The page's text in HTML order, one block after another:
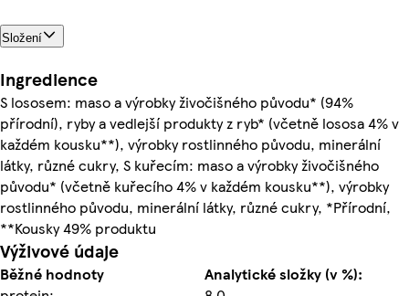
Složení
Ingredience
S lososem: maso a výrobky živočišného původu* (94%
přírodní), ryby a vedlejší produkty z ryb* (včetně lososa 4% v
každém kousku**), výrobky rostlinného původu, minerální
látky, různé cukry, S kuřecím: maso a výrobky živočišného
původu* (včetně kuřecího 4% v každém kousku**), výrobky
rostlinného původu, minerální látky, různé cukry, *Přírodní,
**Kousky 49% produktu
Výživové údaje
Běžné hodnoty
Analytické složky (v %):